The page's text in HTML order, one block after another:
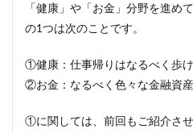
「健康」や「お金」分野を進め
の1つは次のことです。
①健康：仕事帰りはなるべく歩
②お金：なるべく色々な金融資
①に関しては、前回もご紹介さ